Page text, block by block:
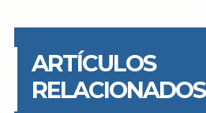
ARTÍCULOS
RELACIONADOS